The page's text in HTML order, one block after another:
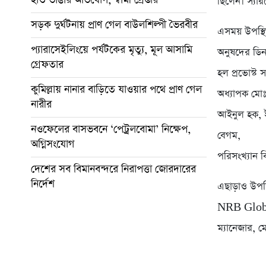
সড়ক দুর্ঘটনায় প্রাণ গেল বাউলশিল্পী ভৈরবীর
প্যারাসেইলিংয়ে পর্যটকের মৃত্যু, মূল আসামি
গ্রেফতার
কুমিল্লায় নানার বাড়িতে যাওয়ার পথে প্রাণ গেল
নারীর
নওফেলের বাসভবনে ‘পেট্রলবোমা’ নিক্ষেপ,
অগ্নিসংযোগ
দেশের সব বিমানবন্দরে নিরাপত্তা জোরদারের
নির্দেশ
এসময়
অনুষদের
হল প্রভোস্ট
অধ্যাপক মোঃ
আইনুল হক,
বেগম,
পরিসংখ্যান
এছাড়াও
NRB
ম্যানেজার,